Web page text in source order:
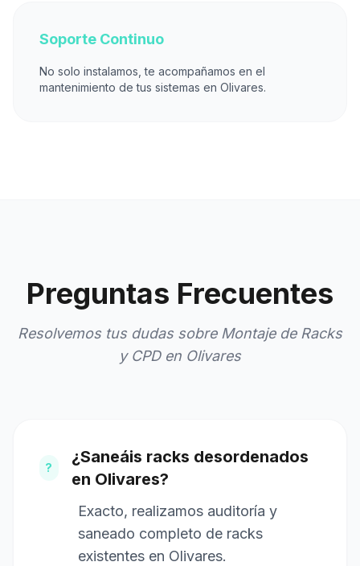
Soporte Continuo
No solo instalamos, te acompañamos en el
mantenimiento de tus sistemas en Olivares.
Preguntas Frecuentes
Resolvemos tus dudas sobre Montaje de Racks
y CPD en Olivares
?
¿Saneáis racks desordenados
en Olivares?
Exacto, realizamos auditoría y
saneado completo de racks
existentes en Olivares.